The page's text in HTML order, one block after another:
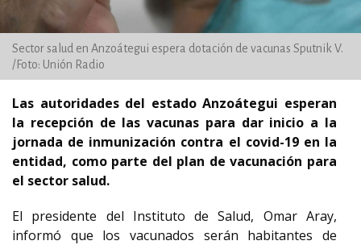
Sector salud en Anzoátegui espera dotación de vacunas Sputnik V.
/Foto: Unión Radio
Las autoridades del estado Anzoátegui esperan
la recepción de las vacunas para dar inicio a la
jornada de inmunización contra el covid-19 en la
entidad, como parte del plan de vacunación para
el sector salud.
El presidente del Instituto de Salud, Omar Aray,
informó que los vacunados serán habitantes de